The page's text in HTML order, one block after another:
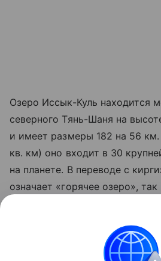
Озеро Иссык-Куль находится
северного Тянь-Шаня на
и имеет размеры 182 на 56
кв. км) оно входит в 30
на планете. В переводе с
означает «горячее озеро»,
рассказывала
причины обмеления озера